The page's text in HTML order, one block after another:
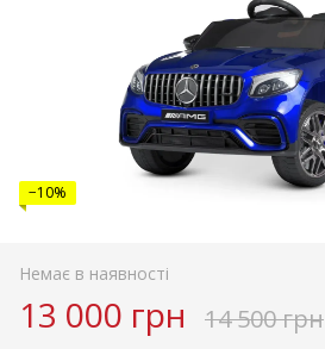
−10%
Немає в наявності
13 000 грн 14 500 грн